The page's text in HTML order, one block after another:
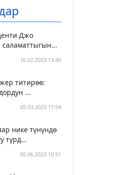
Джо
16.02.2023 13:40
титирөө:
...
05.03.2023 17:54
нике түнүндө
түрд...
05.06.2023 10:51